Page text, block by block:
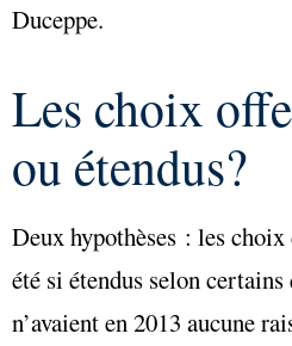
Duceppe.
Les choix
ou étendus?
Deux hypothèses : les
été si étendus selon
n’avaient en 2013 aucune